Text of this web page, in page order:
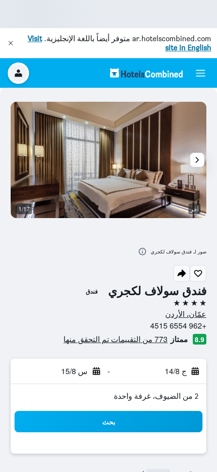
ar.hotelscombined.com متوفر أيضاً باللغة الإنجليزية.Visit
site in English
فندق سولاف لكجري فندق
4 نجوم
عمّان، الأردن
+962 6554 4515
8.9 ممتاز 773 من التقييمات تم التحقق منها
ج 14/8 - س 15/8
2 من الضيوف، غرفة واحدة
بحث
آخر 1/17
صور لـ فندق سولاف لكجري